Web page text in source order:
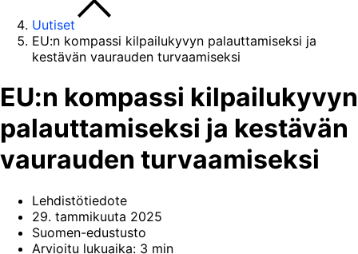
Uutiset
EU:n kompassi kilpailukyvyn palauttamiseksi ja
kestävän vaurauden turvaamiseksi
EU:n kompassi kilpailukyvyn
palauttamiseksi ja kestävän
vaurauden turvaamiseksi
Lehdistötiedote
29. tammikuuta 2025
Suomen-edustusto
Arvioitu lukuaika: 3 min